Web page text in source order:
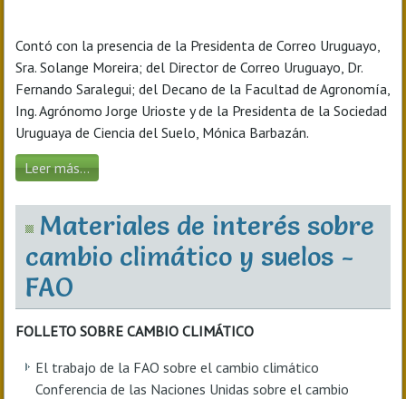
Contó con la presencia de la Presidenta de Correo Uruguayo,
Sra. Solange Moreira; del Director de Correo Uruguayo, Dr.
Fernando Saralegui; del Decano de la Facultad de Agronomía,
Ing. Agrónomo Jorge Urioste y de la Presidenta de la Sociedad
Uruguaya de Ciencia del Suelo, Mónica Barbazán.
Leer más...
Materiales de interés sobre
cambio climático y suelos -
FAO
FOLLETO SOBRE CAMBIO CLIMÁTICO
El trabajo de la FAO sobre el cambio climático
Conferencia de las Naciones Unidas sobre el cambio